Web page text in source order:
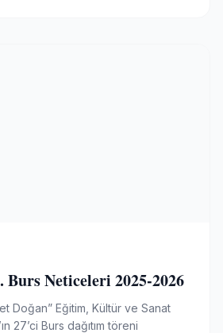
Neticeleri 2025-2026
Doğan” Eğitim, Kültür ve Sanat
27’ci Burs dağıtım töreni